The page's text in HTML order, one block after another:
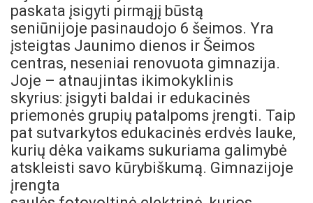
paskata įsigyti pirmąjį būstą
seniūnijoje pasinaudojo 6 šeimos. Yra
įsteigtas Jaunimo dienos ir Šeimos
centras, neseniai renovuota gimnazija.
Joje – atnaujintas ikimokyklinis
skyrius: įsigyti baldai ir edukacinės
priemonės grupių patalpoms įrengti. Taip
pat sutvarkytos edukacinės erdvės lauke,
kurių dėka vaikams sukuriama galimybė
atskleisti savo kūrybiškumą. Gimnazijoje
įrengta